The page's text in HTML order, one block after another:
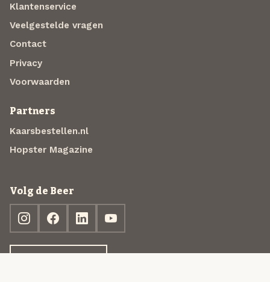
Klantenservice
Veelgestelde vragen
Contact
Privacy
Voorwaarden
Partners
Kaarsbestellen.nl
Hopster Magazine
Volg de Beer